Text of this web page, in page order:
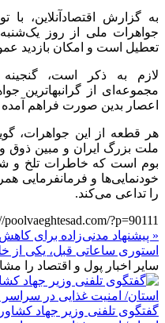
به گزارش اقتصادآنلاین،
تعطیل است و امکان بازدید
لازم به ذکر است، گنجینه
مجموعه‌ای از
اعصار بدین صورت فراهم
هر قطعه از این جواهرات،
ملت بزرگ ایران و مبین ذوق
بوم است که خاطرات تلخ و
خودنمایی‌ها و فرمانفرمایی
را تداعی می‌کند.
poolvaeghtesad.com/?p=90111
« پیشنهاد مدنی‌زاده برای
استوری ساعاتی قبل، یکی از
سایر اخبار پول و اقتصاد را